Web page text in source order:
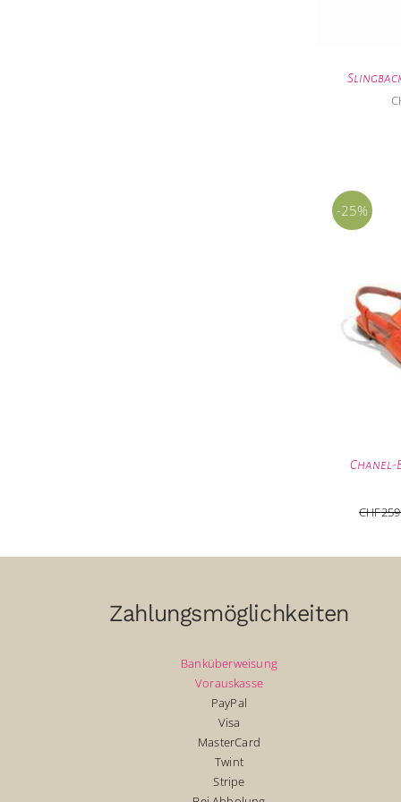
-25%
Chanel-
CHF
Zahlungsmöglichkeiten
Banküberweisung
Vorauskasse
PayPal
Visa
MasterCard
Twint
Stripe